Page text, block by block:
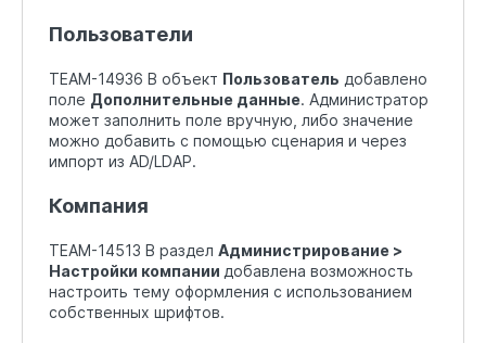
Пользователи
TEAM-14936 В объект Пользователь добавлено
поле Дополнительные данные. Администратор
может заполнить поле вручную, либо значение
можно добавить с помощью сценария и через
импорт из AD/LDAP.
Компания
TEAM-14513 В раздел Администрирование >
Настройки компании добавлена возможность
настроить тему оформления с использованием
собственных шрифтов.